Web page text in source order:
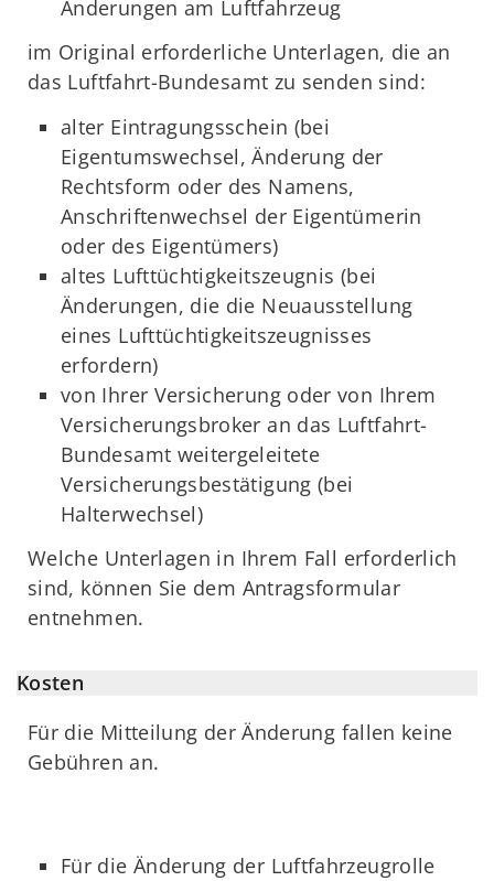
Änderungen am Luftfahrzeug
im Original erforderliche Unterlagen, die an
das Luftfahrt-Bundesamt zu senden sind:
alter Eintragungsschein (bei
Eigentumswechsel, Änderung der
Rechtsform oder des Namens,
Anschriftenwechsel der Eigentümerin
oder des Eigentümers)
altes Lufttüchtigkeitszeugnis (bei
Änderungen, die die Neuausstellung
eines Lufttüchtigkeitszeugnisses
erfordern)
von Ihrer Versicherung oder von Ihrem
Versicherungsbroker an das Luftfahrt-
Bundesamt weitergeleitete
Versicherungsbestätigung (bei
Halterwechsel)
Welche Unterlagen in Ihrem Fall erforderlich
sind, können Sie dem Antragsformular
entnehmen.
Kosten
Für die Mitteilung der Änderung fallen keine
Gebühren an.
Für die Änderung der Luftfahrzeugrolle